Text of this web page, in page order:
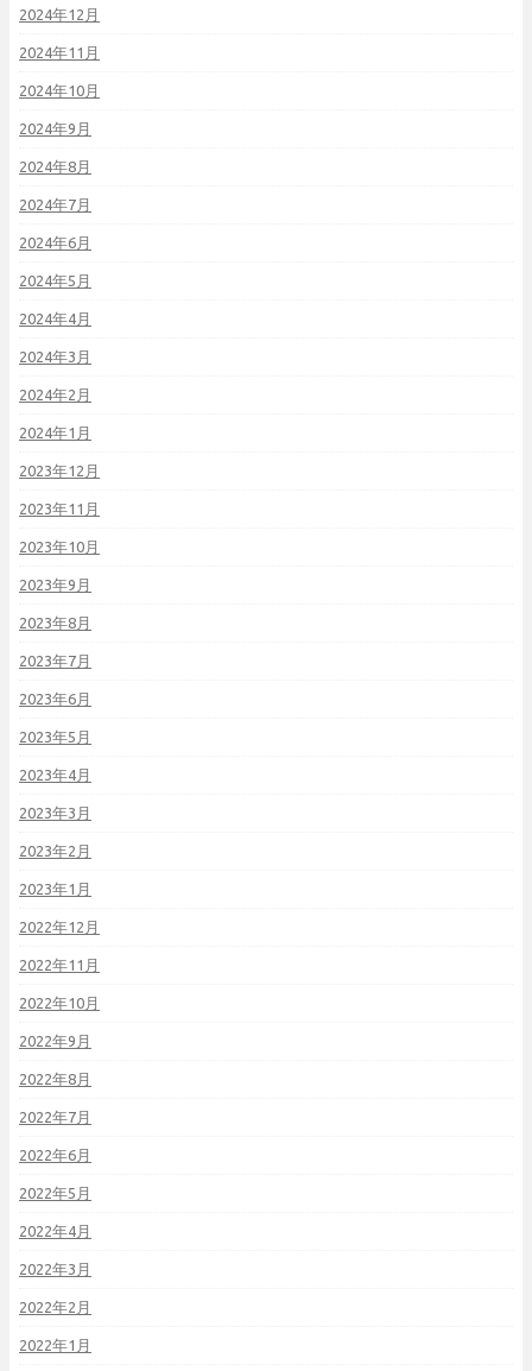
2024年12月
2024年11月
2024年10月
2024年9月
2024年8月
2024年7月
2024年6月
2024年5月
2024年4月
2024年3月
2024年2月
2024年1月
2023年12月
2023年11月
2023年10月
2023年9月
2023年8月
2023年7月
2023年6月
2023年5月
2023年4月
2023年3月
2023年2月
2023年1月
2022年12月
2022年11月
2022年10月
2022年9月
2022年8月
2022年7月
2022年6月
2022年5月
2022年4月
2022年3月
2022年2月
2022年1月